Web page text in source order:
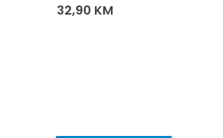
32,90 KM